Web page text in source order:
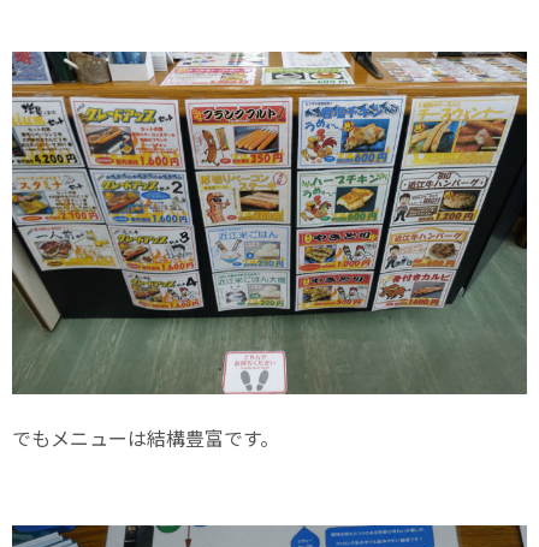
でもメニューは結構豊富です。